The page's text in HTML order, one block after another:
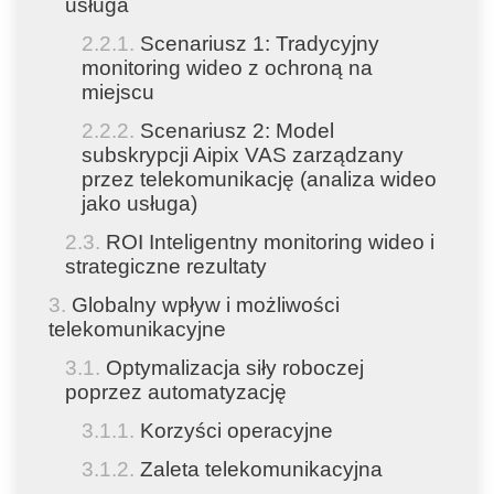
usługa
Scenariusz 1: Tradycyjny
monitoring wideo z ochroną na
miejscu
Scenariusz 2: Model
subskrypcji Aipix VAS zarządzany
przez telekomunikację (analiza wideo
jako usługa)
ROI Inteligentny monitoring wideo i
strategiczne rezultaty
Globalny wpływ i możliwości
telekomunikacyjne
Optymalizacja siły roboczej
poprzez automatyzację
Korzyści operacyjne
Zaleta telekomunikacyjna